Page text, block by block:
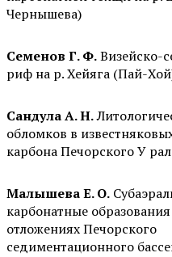
Чернышева)
Семенов Г. Ф.Визейско-
риф на р. Хейяга (Пай-
Сандула А. Н.
обломков в
карбона Печорского У
Малышева Е. О.
карбонатные
отложениях Печорского
седиментационного